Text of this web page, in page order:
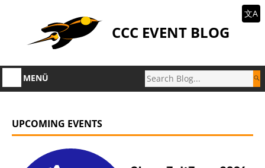
CCC EVENT BLOG
文A
MENÜ
UPCOMING EVENTS